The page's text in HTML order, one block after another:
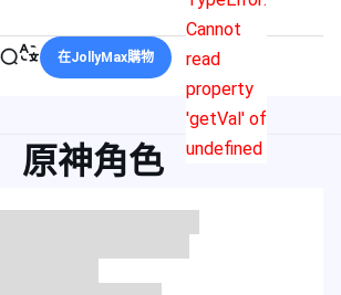
Cannot
read
property
'getVal' of
undefined
在JollyMax購物
原神角色